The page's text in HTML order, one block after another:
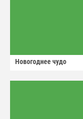
Новогоднее чудо